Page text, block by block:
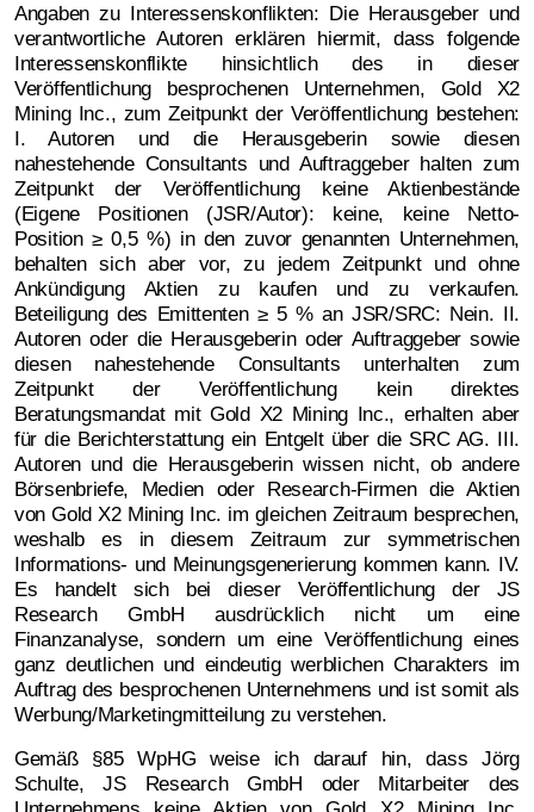
Angaben zu Interessenskonflikten: Die Herausgeber und
verantwortliche Autoren erklären hiermit, dass folgende
Interessenskonflikte hinsichtlich des in dieser
Veröffentlichung besprochenen Unternehmen, Gold X2
Mining Inc., zum Zeitpunkt der Veröffentlichung bestehen:
I. Autoren und die Herausgeberin sowie diesen
nahestehende Consultants und Auftraggeber halten zum
Zeitpunkt der Veröffentlichung keine Aktienbestände
(Eigene Positionen (JSR/Autor): keine, keine Netto-
Position ≥ 0,5 %) in den zuvor genannten Unternehmen,
behalten sich aber vor, zu jedem Zeitpunkt und ohne
Ankündigung Aktien zu kaufen und zu verkaufen.
Beteiligung des Emittenten ≥ 5 % an JSR/SRC: Nein. II.
Autoren oder die Herausgeberin oder Auftraggeber sowie
diesen nahestehende Consultants unterhalten zum
Zeitpunkt der Veröffentlichung kein direktes
Beratungsmandat mit Gold X2 Mining Inc., erhalten aber
für die Berichterstattung ein Entgelt über die SRC AG. III.
Autoren und die Herausgeberin wissen nicht, ob andere
Börsenbriefe, Medien oder Research-Firmen die Aktien
von Gold X2 Mining Inc. im gleichen Zeitraum besprechen,
weshalb es in diesem Zeitraum zur symmetrischen
Informations- und Meinungsgenerierung kommen kann. IV.
Es handelt sich bei dieser Veröffentlichung der JS
Research GmbH ausdrücklich nicht um eine
Finanzanalyse, sondern um eine Veröffentlichung eines
ganz deutlichen und eindeutig werblichen Charakters im
Auftrag des besprochenen Unternehmens und ist somit als
Werbung/Marketingmitteilung zu verstehen.
Gemäß §85 WpHG weise ich darauf hin, dass Jörg
Schulte, JS Research GmbH oder Mitarbeiter des